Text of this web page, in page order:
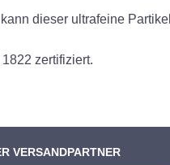
dieser ultrafeine Partikel
zertifiziert.
VERSANDPARTNER